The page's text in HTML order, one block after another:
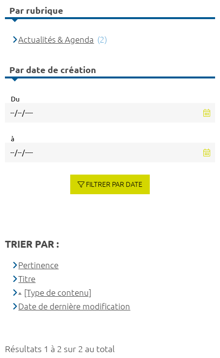
Résultats 1 à 2 sur 2 au total
Par rubrique
Actualités & Agenda (2)
Par date de création
Du
à
FILTRER PAR DATE
TRIER PAR :
Pertinence
Titre
[Type de contenu]
Date de dernière modification